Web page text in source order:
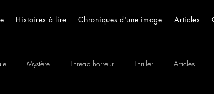
Histoires à lire Chroniques d'une image Articles
Mystère Thread horreur Thriller Articles